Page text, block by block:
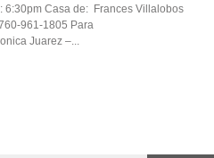
6:30pm Casa de: Frances Villalobos
961-1805 Para
Juarez –...